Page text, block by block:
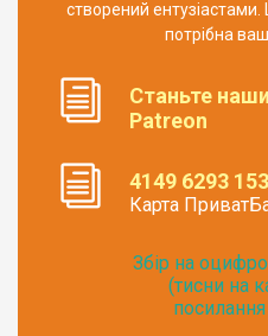
створений
потрібна
Станьте
Patreon
4149 6293
Карта
Збір на
(тисни на